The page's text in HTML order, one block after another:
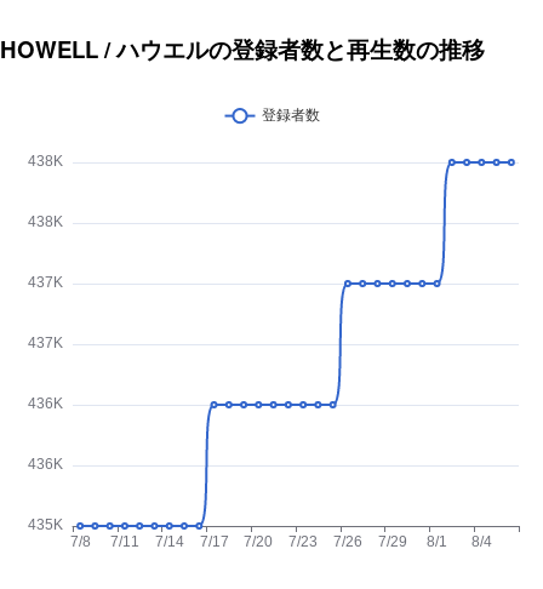
HOWELL / ハウエルの登録者数と再生数の推移